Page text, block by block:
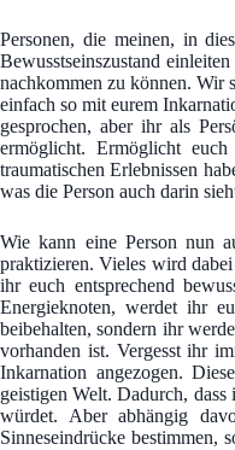
Personen, die meinen, in
Bewusstseinszustand
nachkommen zu können. Wir
einfach so mit eurem
gesprochen, aber ihr als
ermöglicht. Ermöglicht
traumatischen Erlebnissen
was die Person auch darin
Wie kann eine Person nun
praktizieren. Vieles wird
ihr euch entsprechend
Energieknoten, werdet ihr
beibehalten, sondern ihr
vorhanden ist. Vergesst ihr
Inkarnation angezogen.
geistigen Welt. Dadurch,
würdet. Aber abhängig
Sinneseindrücke bestimmen,